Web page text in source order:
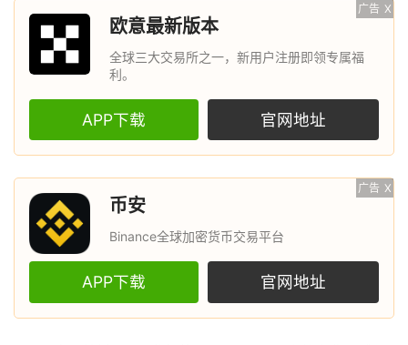
广告 X
欧意最新版本
全球三大交易所之一，新用户注册即领专属福
利。
APP下载 官网地址
广告 X
币安
Binance全球加密货币交易平台
APP下载 官网地址